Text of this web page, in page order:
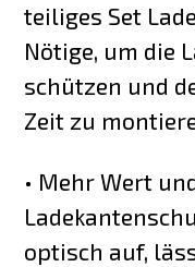
teiliges Set
Nötige, um die
schützen und
Zeit zu
• Mehr Wert
optisch auf,